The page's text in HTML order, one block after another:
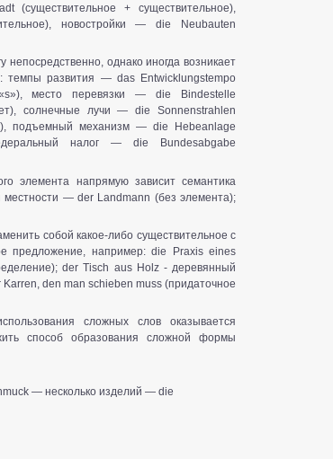
(существительное + существительное),
новостройки — die Neubauten
однако иногда возникает
темпы развития — das Entwicklungstempo
«s»), место перевязки — die Bindestelle
солнечные лучи — die Sonnenstrahlen
подъемный механизм — die Hebeanlage
налог — die Bundesabgabe
элемента напрямую зависит семантика
местности — der Landmann (без элемента);
собой какое-либо существительное с
предложение, например: die Praxis eines
der Tisch aus Holz - деревянный
den man schieben muss (придаточное
сложных слов оказывается
способ образования сложной формы
— несколько изделий — die